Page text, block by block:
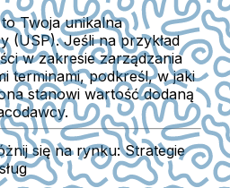
Twoja unikalna
(USP). Jeśli na przykład
w zakresie zarządzania
terminami, podkreśl, w jaki
stanowi wartość dodaną
się na rynku: Strategie